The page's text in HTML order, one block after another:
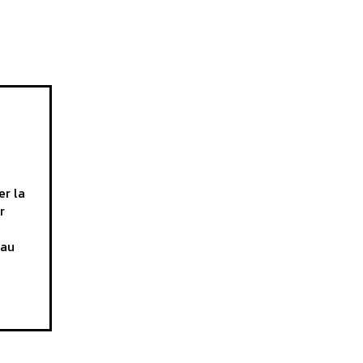
la